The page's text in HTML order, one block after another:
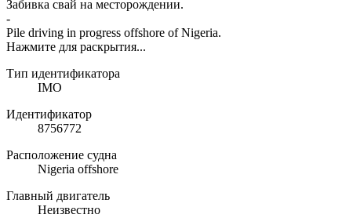
Забивка свай на месторождении.
-
Pile driving in progress offshore of Nigeria.
Нажмите для раскрытия...
Тип идентификатора
IMO
Идентификатор
8756772
Расположение судна
Nigeria offshore
Главный двигатель
Неизвестно